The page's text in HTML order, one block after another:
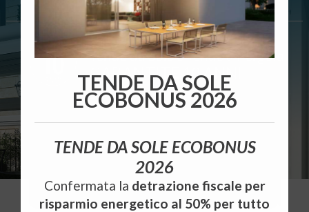
Tende da Sole e Tende a Pergola
GARANTITE 10 ANNI
HOME »PRODOTTI » GRATE DI SICUREZZA MILANO
TENDE DA SOLE
ECOBONUS 2026
TENDE DA SOLE ECOBONUS
2026
Confermata la detrazione fiscale per
risparmio energetico al 50% per tutto